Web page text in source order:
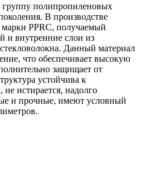
группу полипропиленовых
В производстве
PPRC, получаемый
и внутренние слои из
Данный материал
что обеспечивает высокую
защищает от
устойчива к
истирается, надолго
и прочные, имеют условный